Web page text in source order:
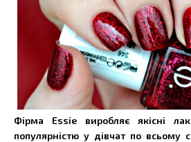
Фірма Essie виробляє якісні
популярністю у дівчат по всьому